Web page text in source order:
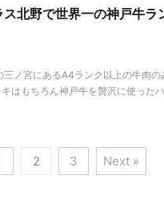
ス北野で世界一の神戸牛
ノ宮にあるA4ランク以上の牛肉
はもちろん神戸牛を贅沢に使った
2 3 Next »